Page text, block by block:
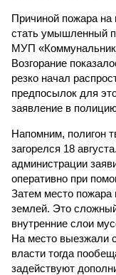
Причиной пожара
стать умышленный
МУП
Возгорание
резко начал
предпосылок для
заявление в
Напомним, полигон
загорелся 18
администрации
оперативно при
Затем место пожара
землей. Это
внутренние слои
На место выезжали
власти тогда
задействуют